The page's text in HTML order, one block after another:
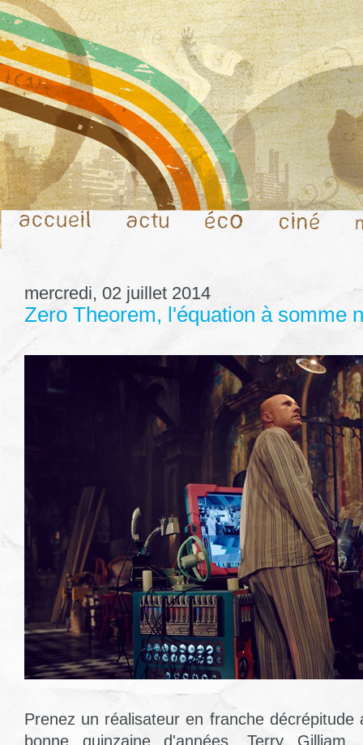
mercredi, 02 juillet 2014
Zero Theorem, l'équation à somme
Prenez un réalisateur en franche décrépitude
bonne quinzaine d'années, Terry Gilliam,